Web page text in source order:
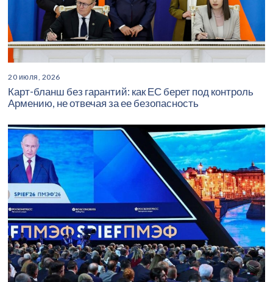
20 июля, 2026
Карт-бланш без гарантий: как ЕС берет под контроль
Армению, не отвечая за ее безопасность